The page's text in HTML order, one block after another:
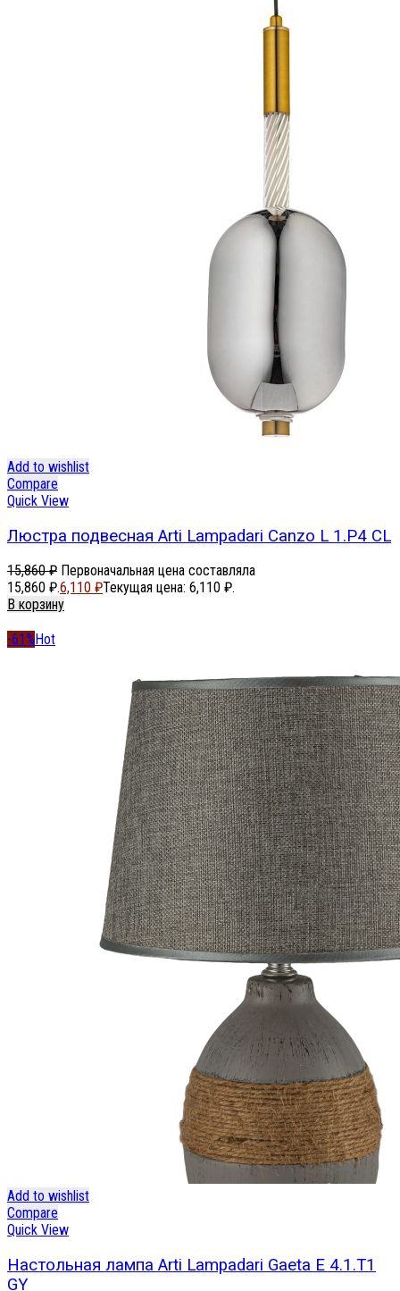
Add to wishlist
Compare
Quick View
Люстра подвесная Arti Lampadari Canzo L 1.P4 CL
15,860₽ Первоначальная цена составляла
15,860 ₽.6,110 ₽Текущая цена: 6,110 ₽.
В корзину
-61% Hot
Add to wishlist
Compare
Quick View
Настольная лампа Arti Lampadari Gaeta E 4.1.T1
GY